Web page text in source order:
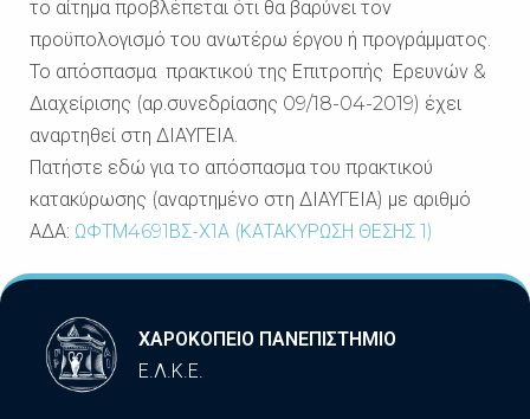
το αίτημα προβλέπεται ότι θα βαρύνει τον
προϋπολογισμό του ανωτέρω έργου ή προγράμματος.
Το απόσπασμα πρακτικού της Επιτροπής Ερευνών &
Διαχείρισης (αρ.συνεδρίασης 09/18-04-2019) έχει
αναρτηθεί στη ΔΙΑΥΓΕΙΑ.
Πατήστε εδώ για το απόσπασμα του πρακτικού
κατακύρωσης (αναρτημένο στη ΔΙΑΥΓΕΙΑ) με αριθμό
ΑΔΑ: ΩΦΤΜ4691ΒΣ-Χ1Α (ΚΑΤΑΚΥΡΩΣΗ ΘΕΣΗΣ 1)
ΧΑΡΟΚΟΠΕΙΟ ΠΑΝΕΠΙΣΤΗΜΙΟ
Ε.Λ.Κ.Ε.